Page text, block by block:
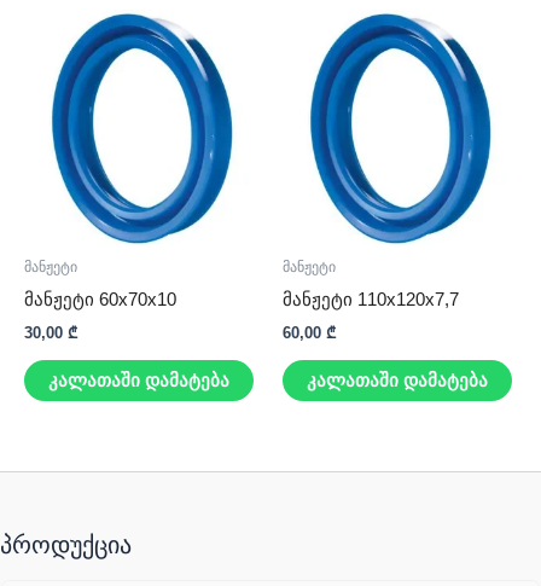
მანჟეტი
მანჟეტი 60x70x10
30,00 ₾
კალათაში დამატება
მანჟეტი
მანჟეტი 110x120x7,7
60,00 ₾
კალათაში დამატება
პროდუქცია